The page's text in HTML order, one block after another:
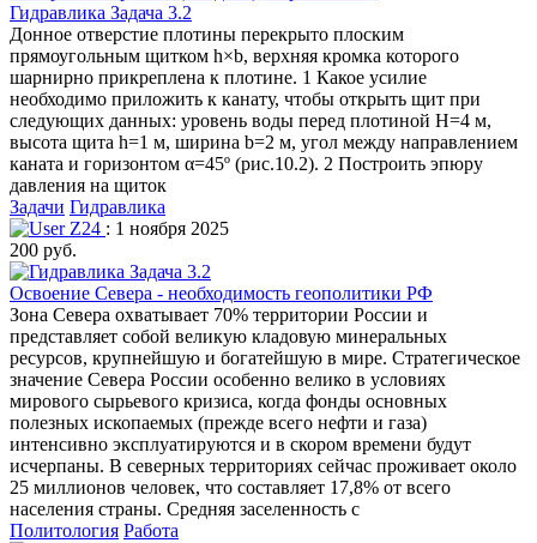
Гидравлика Задача 3.2
Донное отверстие плотины перекрыто плоским
прямоугольным щитком h×b, верхняя кромка которого
шарнирно прикреплена к плотине. 1 Какое усилие
необходимо приложить к канату, чтобы открыть щит при
следующих данных: уровень воды перед плотиной Н=4 м,
высота щита h=1 м, ширина b=2 м, угол между направлением
каната и горизонтом α=45º (рис.10.2). 2 Построить эпюру
давления на щиток
Задачи Гидравлика
Z24 : 1 ноября 2025
200 руб.
Освоение Севера - необходимость геополитики РФ
Зона Севера охватывает 70% территории России и
представляет собой великую кладовую минеральных
ресурсов, крупнейшую и богатейшую в мире. Стратегическое
значение Севера России особенно велико в условиях
мирового сырьевого кризиса, когда фонды основных
полезных ископаемых (прежде всего нефти и газа)
интенсивно эксплуатируются и в скором времени будут
исчерпаны. В северных территориях сейчас проживает около
25 миллионов человек, что составляет 17,8% от всего
населения страны. Средняя заселенность с
Политология Работа